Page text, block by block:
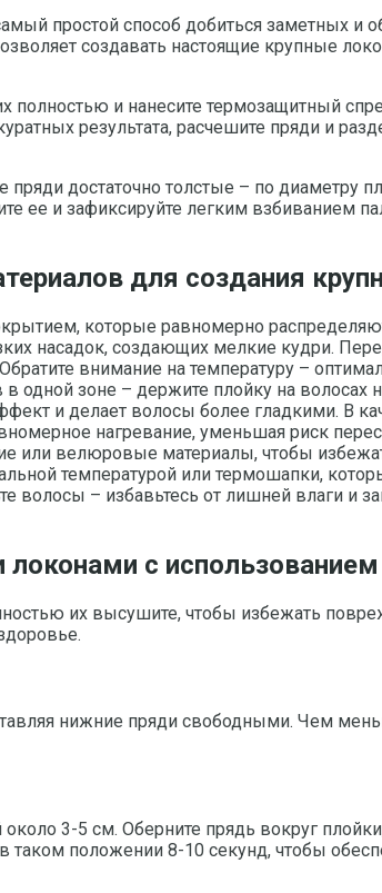
простой способ добиться заметных
создавать настоящие крупные
полностью и нанесите термозащитный
результата, расчешите пряди и
пряди достаточно толстые – по диаметру
ее и зафиксируйте легким взбиванием
для создания
которые равномерно
насадок, создающих мелкие кудри.
внимание на температуру –
в одной зоне – держите плойку на
и делает волосы более гладкими. В
нагревание, уменьшая риск
или велюровые материалы, чтобы
температурой или термошапки,
волосы – избавьтесь от лишней влаги и
с
их высушите, чтобы избежать
нижние пряди свободными. Чем
3-5 см. Оберните прядь вокруг
таком положении 8-10 секунд, чтобы